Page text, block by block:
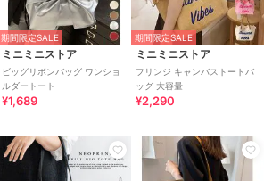
期間限定SALE
ミニミニストア
ビッグリボンバッグ ワンショ
ルダートート
¥1,689
期間限定SALE
ミニミニストア
フリンジ キャンバストートバ
ッグ 大容量
¥2,290